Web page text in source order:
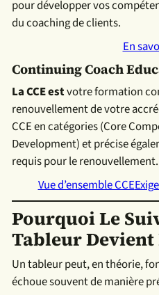
pour développer vos
du coaching de clients.
En
Continuing Coach
La CCE estvotre formation
renouvellement de votre
CCE en catégories (Core
Development) et précise
requis pour le renouvellement.
Vue d’ensemble CCE
Pourquoi Le
Tableur Devient
Un tableur peut, en théorie,
échoue souvent de manière